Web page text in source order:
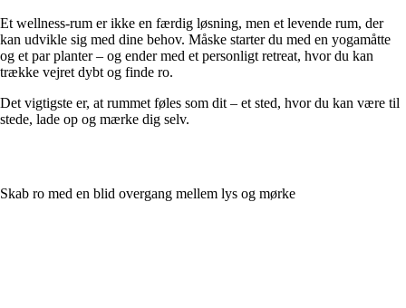
Et wellness-rum er ikke en færdig løsning, men et levende rum, der
kan udvikle sig med dine behov. Måske starter du med en yogamåtte
og et par planter – og ender med et personligt retreat, hvor du kan
trække vejret dybt og finde ro.
Det vigtigste er, at rummet føles som dit – et sted, hvor du kan være til
stede, lade op og mærke dig selv.
Skab ro med en blid overgang mellem lys og mørke